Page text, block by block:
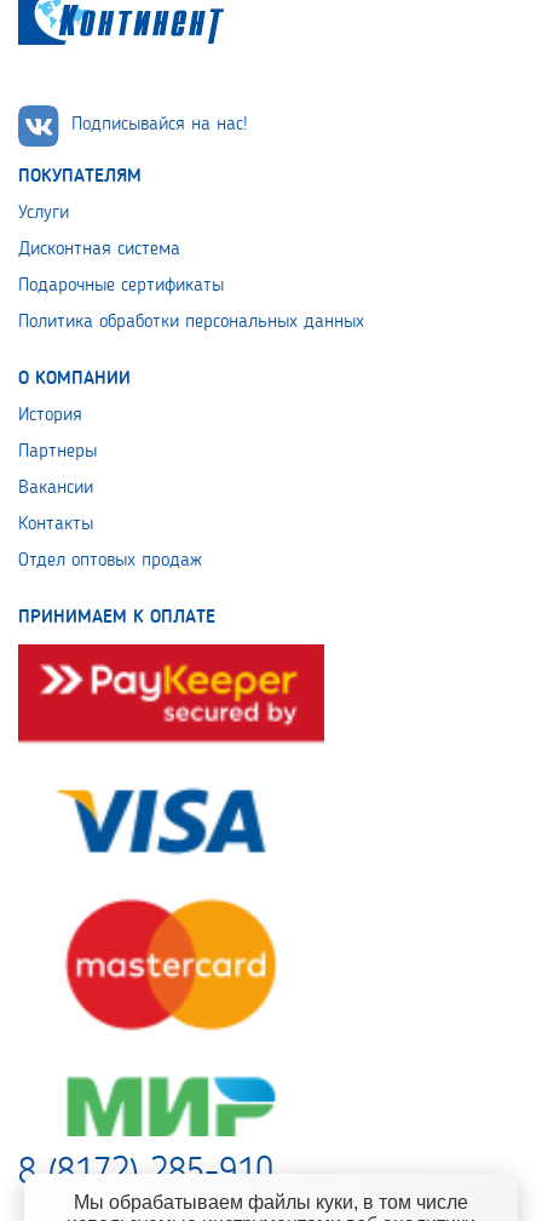
Подписывайся на нас!
ПОКУПАТЕЛЯМ
Услуги
Дисконтная система
Подарочные сертификаты
Политика обработки персональных данных
О КОМПАНИИ
История
Партнеры
Вакансии
Контакты
Отдел оптовых продаж
ПРИНИМАЕМ К ОПЛАТЕ
8 (8172) 285-910
Мы обрабатываем файлы куки, в том числе